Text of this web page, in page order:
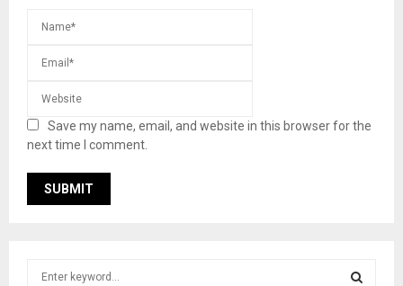
Save my name, email, and website in this browser for the
next time I comment.